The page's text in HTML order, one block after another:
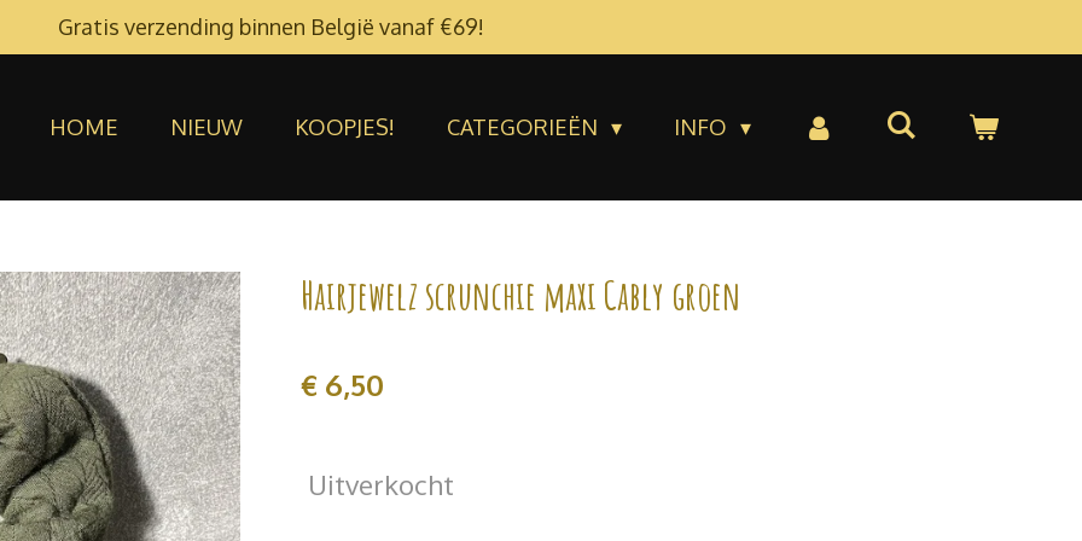
Gratis verzending binnen België vanaf €69!
HOME NIEUW KOOPJES! CATEGORIEËN INFO
Hairjewelz scrunchie maxi Cably groen
€ 6,50
Uitverkocht